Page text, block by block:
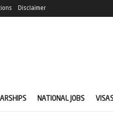
Disclaimer
NATIONAL JOBS